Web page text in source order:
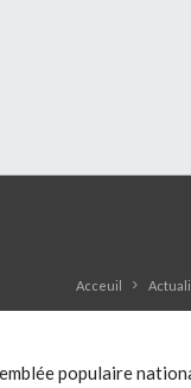
Acceuil
populaire